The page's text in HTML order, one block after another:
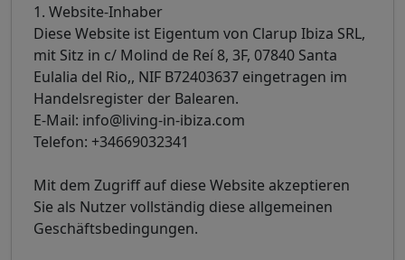
1. Website-Inhaber
Diese Website ist Eigentum von Clarup Ibiza SRL,
mit Sitz in c/ Molind de Reí 8, 3F, 07840 Santa
Eulalia del Rio,, NIF B72403637 eingetragen im
Handelsregister der Balearen.
E-Mail: info@living-in-ibiza.com
Telefon: +34669032341
Mit dem Zugriff auf diese Website akzeptieren
Sie als Nutzer vollständig diese allgemeinen
Geschäftsbedingungen.